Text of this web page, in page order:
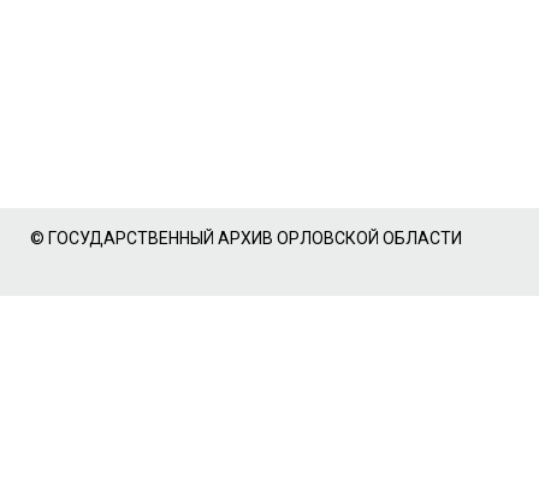
© ГОСУДАРСТВЕННЫЙ АРХИВ ОРЛОВСКОЙ ОБЛАСТИ